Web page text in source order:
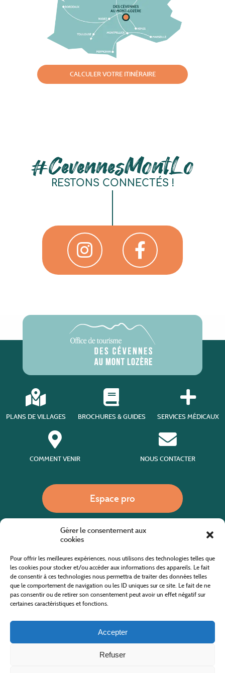
Gérer le consentement aux
cookies
Pour offrir les meilleures expériences, nous utilisons des technologies telles que
les cookies pour stocker et/ou accéder aux informations des appareils. Le fait
de consentir à ces technologies nous permettra de traiter des données telles
que le comportement de navigation ou les ID uniques sur ce site. Le fait de ne
pas consentir ou de retirer son consentement peut avoir un effet négatif sur
certaines caractéristiques et fonctions.
Accepter
Refuser
CALCULER VOTRE ITINÉRAIRE
#CevennesMontLo
RESTONS CONNECTÉS !
PLANS DE VILLAGES BROCHURES & GUIDES SERVICES MÉDICAUX
COMMENT VENIR NOUS CONTACTER
Espace pro
Site internet cofinancé par le fonds européen agricole pour le développement rural
L'Europe investit dans les zones rurales
Office de Tourisme des Cévennes au Mont Lozère